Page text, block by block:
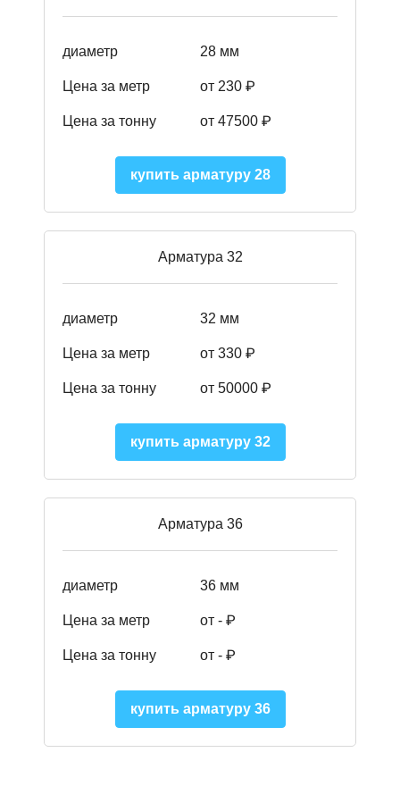
диаметр 28 мм
Цена за метр от 230 ₽
Цена за тонну от 47500 ₽
купить арматуру 28
Арматура 32
диаметр 32 мм
Цена за метр от 330 ₽
Цена за тонну от 50000 ₽
купить арматуру 32
Арматура 36
диаметр 36 мм
Цена за метр от - ₽
Цена за тонну от - ₽
купить арматуру 36